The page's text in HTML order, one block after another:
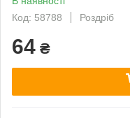
Код: 58788
Роздріб
64 ₴